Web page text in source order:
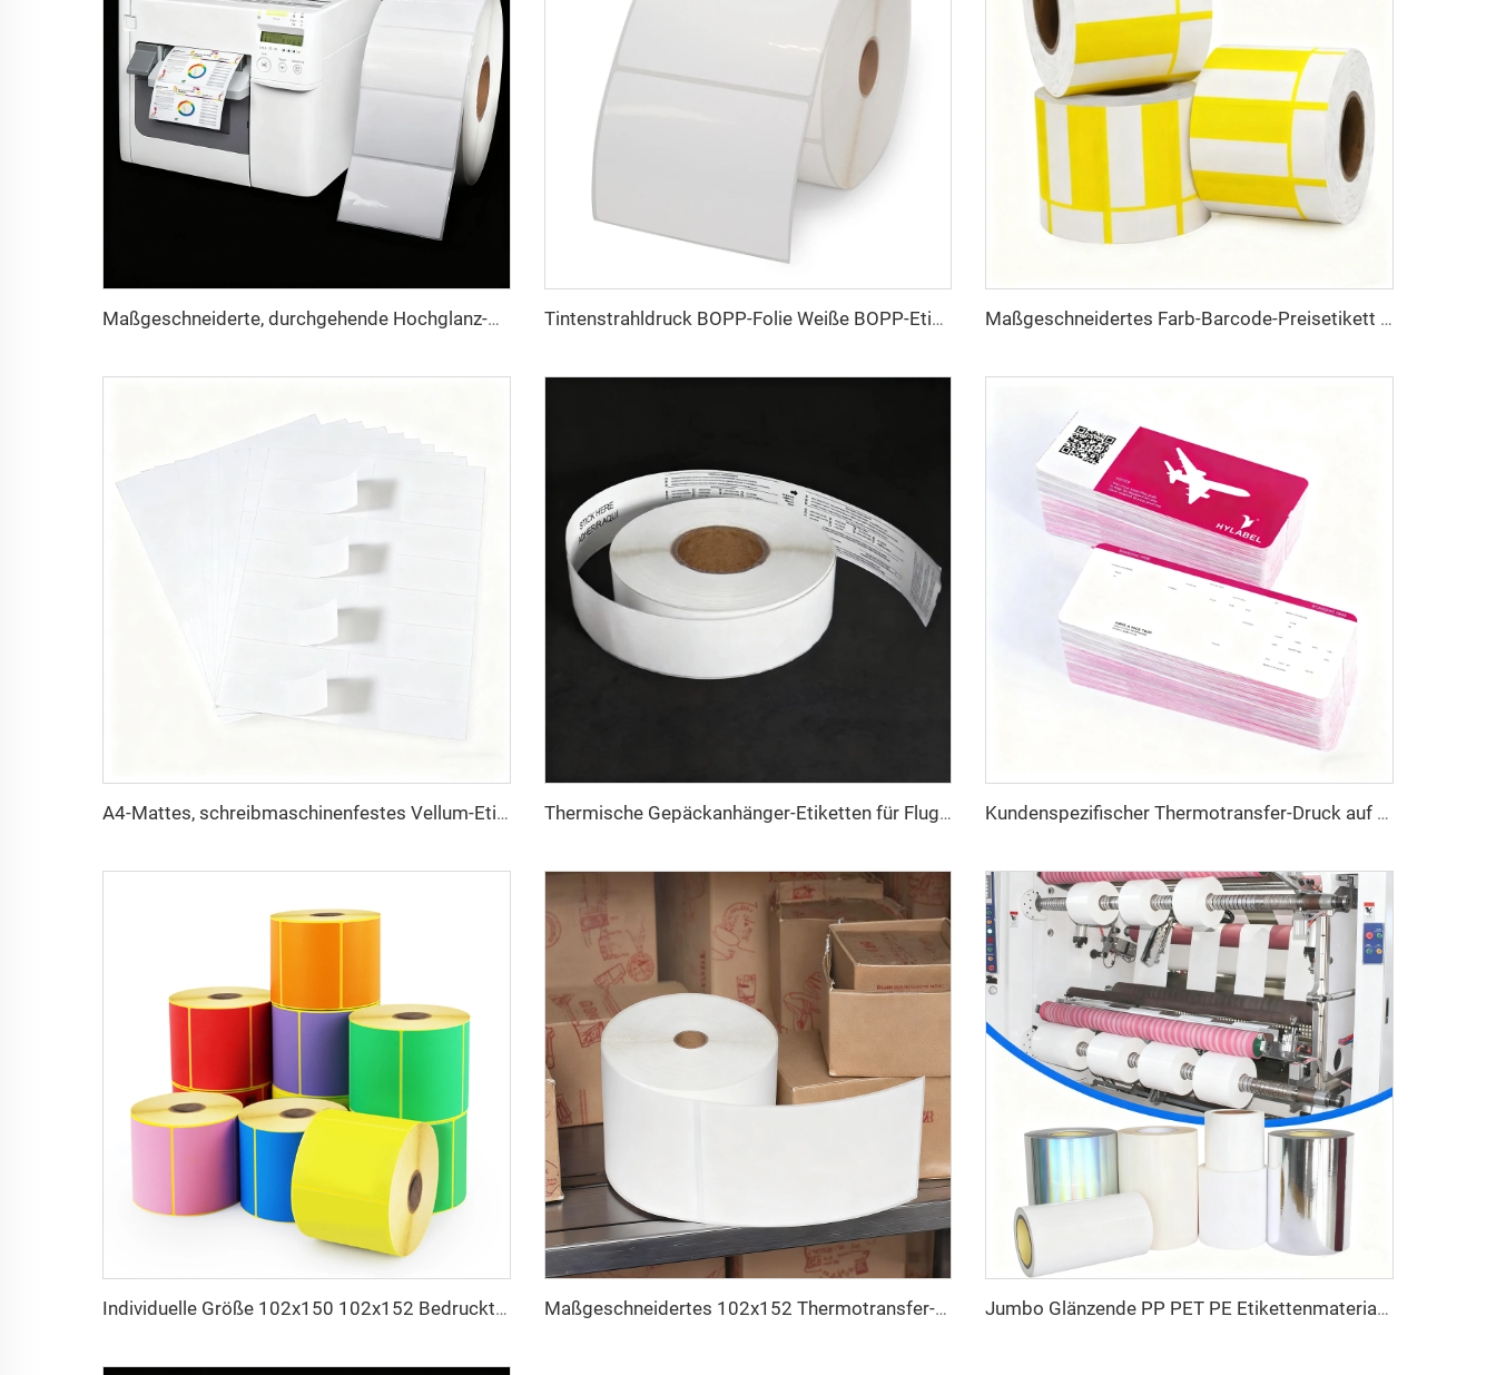
Maßgeschneiderte, durchgehende Hochglanz-Matt-Syntheseklebeetikette aus Inkjet-Papier, Rolle, 102 mm, 216 mm, Inkjet-Aufkleber Tintenstrahldruck BOPP-Folie Weiße BOPP-Etiketten PP-Aufkleber Synthetisches Papier Tiefkühl-Aufkleber Maßgeschneidertes Farb-Barcode-Preisetikett Thermo-Preisschild Thermodeckpappe für Supermarkt
A4-Mattes, schreibmaschinenfestes Vellum-Etikett Barcode-Aufkleber Etikett A4-Etikettenbogen 8,5x11 Zoll für Laserdrucker & Tintenstrahldrucker Thermische Gepäckanhänger-Etiketten für Fluggesellschaften, Direktthermo-Synthesepapier, BOPP-Folie, Gepäckaufkleber für Kofferanhänger Kundenspezifischer Thermotransfer-Druck auf Karton, Flugtickets, Fluglinien-Tickets, Boarding-Pass, Papier-Flugtickets
Individuelle Größe 102x150 102x152 Bedrucktes Etikett Thermotransfer Frachtbriefaufkleber Selbstklebeetikett 4x6 Zoll Versand-Thermo-Farbetikett Maßgeschneidertes 102x152 Thermotransfer-Etikett Halbmattes Papier Transfer-Klebeetikett Frachtbriefetikett 4x6 Versand-Thermoaufkleber Jumbo Glänzende PP PET PE Etikettenmaterial Jumbo Folie Selbstklebendes Papier Polyethylen Aufkleber Bogen Synthetisches Etikett Jumbo Rolle